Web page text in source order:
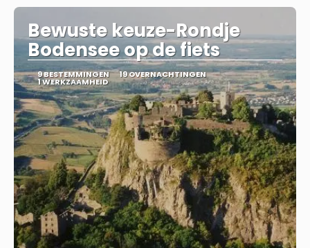
Bewuste keuze-Rondje
Bodensee op de fiets
9 BESTEMMINGEN 19 OVERNACHTINGEN
1 WERKZAAMHEID